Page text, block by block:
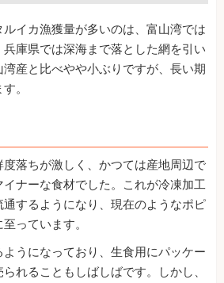
イカ漁獲量が多いのは、富山湾では
庫県では深海まで落とした網を引い
産と比べやや小ぶりですが、長い期
。
落ちが激しく、かつては産地周辺で
ナーな食材でした。これが冷凍加工
するようになり、現在のようなポピ
っています。
うになっており、生食用にパッケー
れることもしばしばです。しかし、